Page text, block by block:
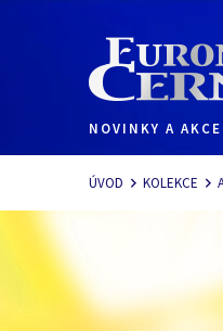
NOVINKY A AKCE
Navigace
ÚVOD KOLEKCE